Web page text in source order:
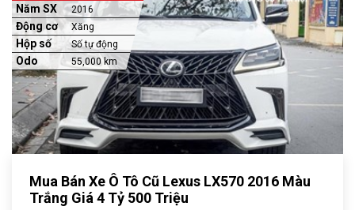
Năm SX 2016
Động cơ Xăng
Hộp số Số tự động
Odo 55,000 km
Mua Bán Xe Ô Tô Cũ Lexus LX570 2016 Màu
Trắng Giá 4 Tỷ 500 Triệu